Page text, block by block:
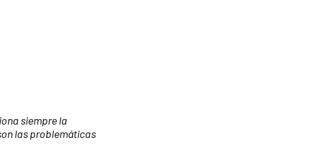
siempre la
las problemáticas